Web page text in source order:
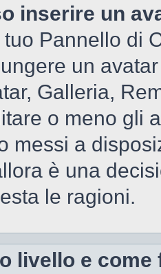
inserire un
tuo Pannello di
un
Galleria,
o meno gli
messi a
è una
le ragioni.
livello e